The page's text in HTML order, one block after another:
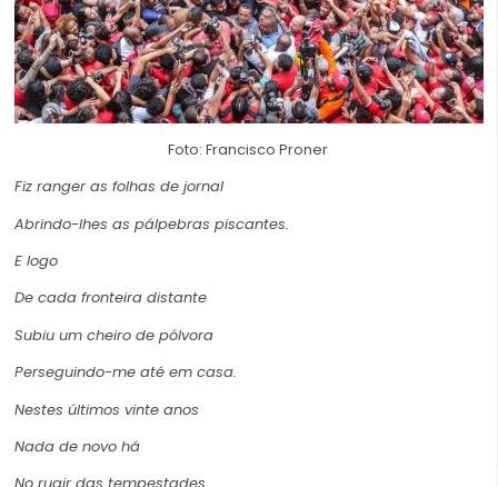
Foto: Francisco Proner
Fiz ranger as folhas de jornal
Abrindo-lhes as pálpebras piscantes.
E logo
De cada fronteira distante
Subiu um cheiro de pólvora
Perseguindo-me até em casa.
Nestes últimos vinte anos
Nada de novo há